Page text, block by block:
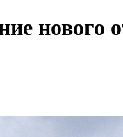
нового